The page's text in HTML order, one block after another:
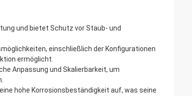
und bietet Schutz vor Staub- und
einschließlich der Konfigurationen
ermöglicht.
Anpassung und Skalierbarkeit, um
hohe Korrosionsbeständigkeit auf, was seine